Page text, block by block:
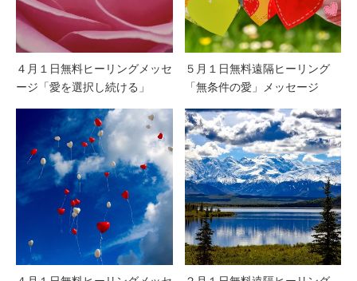
４月１日無料ヒーリングメッセ
ージ「愛を選択し続ける」
５月１日無料遠隔ヒーリング
「無条件の愛」メッセージ